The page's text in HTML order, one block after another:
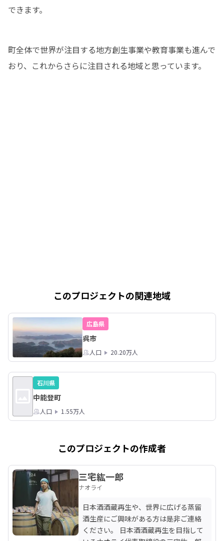
できます。
町全体で世界が注目する地方創生事業や教育事業も進んで
おり、これからさらに注目される地域と思っています。
このプロジェクトの関連地域
広島県
呉市
人口 20.20万人
石川県
中能登町
人口 1.55万人
このプロジェクトの作成者
三宅紘一郎
ナオライ
日本酒酒蔵再生や、世界に広げる蒸留
酒生産にご興味がある方は是非ご連絡
ください。 日本酒酒蔵再生を目指して